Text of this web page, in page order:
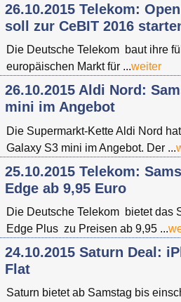
26.10.2015 Telekom:
soll zur CeBIT 2016
Die Deutsche Telekom baut ihre
europäischen Markt für ...weiter
26.10.2015 Aldi Nord:
mini im Angebot
Die Supermarkt-Kette Aldi Nord
Galaxy S3 mini im Angebot. Der ...
25.10.2015 Telekom:
Edge ab 9,95 Euro
Die Deutsche Telekom bietet das
Edge Plus zu Preisen ab 9,95 ...
24.10.2015 Saturn Deal:
Flat
Saturn bietet ab Samstag bis